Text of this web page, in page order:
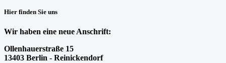
Hier finden Sie uns
Wir haben eine neue Anschrift:
Ollenhauerstraße 15
13403 Berlin - Reinickendorf